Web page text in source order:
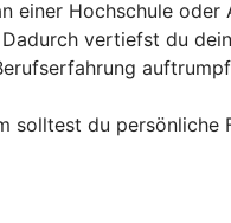
Hochschule
vertiefst du
solltest du